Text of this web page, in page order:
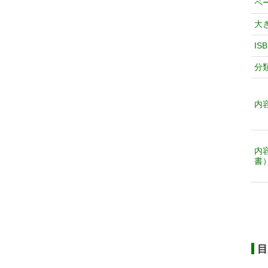
ペ
大
分
内
内
書